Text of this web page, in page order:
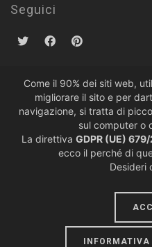
Seguici
Politiche sulla Privacy·
Come il 90% dei siti web,
migliorare il sito e per
navigazione, si tratta di
sul computer o
La direttiva GDPR (UE)
ecco il perché di
Desideri